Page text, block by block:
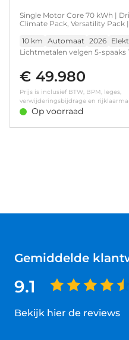
Single Motor Core 70 kWh |
Climate Pack, Versatility Pack |
| Apple Carplay/Android
Auto|telefoonintegratie
control adaptief
10 km Automaat 2026
Lichtmetalen velgen 5-spaaks
Auto|telefoonintegratie
ontvanger • Harman Kardon
verwarmd • Achteruitrijcamera
adaptief • Extra getint glas •
dagrijverlichting • LED
Parkeersensor achter •
€ 49.980
Prijs is inclusief BTW, BPM, leges,
verwijderingsbijdrage en
Op voorraad
Gemiddelde
9.1
Bekijk hier de reviews